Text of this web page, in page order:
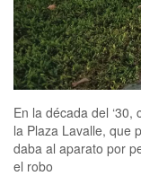
En la década del
la Plaza Lavalle, que
daba al aparato por
el robo